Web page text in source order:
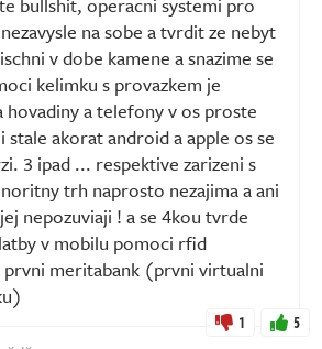
na sobe a tvrdit ze nebyt
v dobe kamene a snazime se
kelimku s provazkem je
hovadiny a telefony v os proste
stale akorat android a apple os se
3 ipad ... respektive zarizeni s
trh naprosto nezajima a ani
nepozuviaji ! a se 4kou tvrde
v mobilu pomoci rfid
prvni meritabank (prvni virtualni
1 5